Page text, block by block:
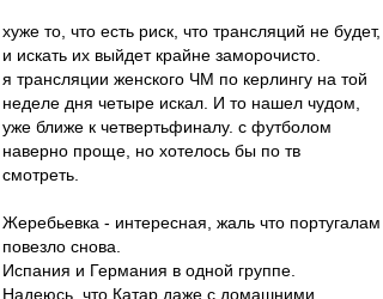
хуже то, что есть риск, что трансляций не будет,
и искать их выйдет крайне заморочисто.
я трансляции женского ЧМ по керлингу на той
неделе дня четыре искал. И то нашел чудом,
уже ближе к четвертьфиналу. с футболом
наверно проще, но хотелось бы по тв
смотреть.
Жеребьевка - интересная, жаль что португалам
повезло снова.
Испания и Германия в одной группе.
Надеюсь, что Катар даже с домашними